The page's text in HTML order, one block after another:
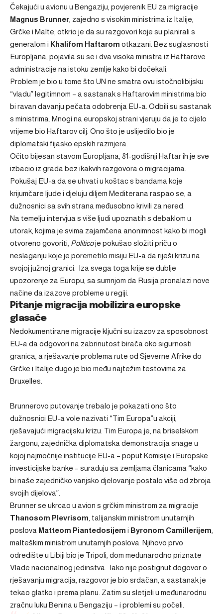
Čekajući u avionu u Bengaziju, povjerenik EU za migracije
Magnus Brunner , zajedno s visokim ministrima iz Italije,
Grčke i Malte, otkrio je da su razgovori koje su planirali s
generalom i Khalifom Haftarom otkazani. Bez suglasnosti
Europljana, pojavila su se i dva visoka ministra iz Haftarove
administracije na istoku zemlje kako bi dočekali.
Problem je bio u tome što UN ne smatra ovu istočnolibijsku
“vladu” legitimnom – a sastanak s Haftarovim ministrima bio
bi ravan davanju pečata odobrenja EU-a. Odbili su sastanak
s ministrima. Mnogi na europskoj strani vjeruju da je to cijelo
vrijeme bio Haftarov cilj. Ono što je uslijedilo bio je
diplomatski fijasko epskih razmjera.
Očito bijesan stavom Europljana, 81-godišnji Haftar ih je sve
izbacio iz grada bez ikakvih razgovora o migracijama.
Pokušaj EU-a da se uhvati u koštac s bandama koje
krijumčare ljude i djeluju diljem Mediterana raspao se, a
dužnosnici sa svih strana međusobno krivili za nered.
Na temelju intervjua s više ljudi upoznatih s debaklom u
utorak, kojima je svima zajamčena anonimnost kako bi mogli
otvoreno govoriti, Politicoje pokušao složiti priču o
neslaganju koje je poremetilo misiju EU-a da riješi krizu na
svojoj južnoj granici. Iza svega toga krije se dublje
upozorenje za Europu, sa sumnjom da Rusija pronalazi nove
načine da izazove probleme u regiji.
Pitanje migracija mobilizira europske
glasače
Nedokumentirane migracije ključni su izazov za sposobnost
EU-a da odgovori na zabrinutost birača oko sigurnosti
granica, a rješavanje problema rute od Sjeverne Afrike do
Grčke i Italije dugo je bio među najtežim testovima za
Bruxelles.
Brunnerovo putovanje trebalo je pokazati ono što
dužnosnici EU-a vole nazivati “Tim Europa”u akciji,
rješavajući migracijsku krizu. Tim Europa je, na briselskom
žargonu, zajednička diplomatska demonstracija snage u
kojoj najmoćnije institucije EU-a – poput Komisije i Europske
investicijske banke – surađuju sa zemljama članicama “kako
bi naše zajedničko vanjsko djelovanje postalo više od zbroja
svojih dijelova”.
Brunner se ukrcao u avion s grčkim ministrom za migracije
Thanosom Plevrisom , talijanskim ministrom unutarnjih
poslova Matteom Piantedosijem i Byronom Camillerijem
malteškim ministrom unutarnjih poslova. Njihovo prvo
odredište u Libiji bio je Tripoli, dom međunarodno priznate
Vlade nacionalnog jedinstva. Iako nije postignut dogovor o
rješavanju migracija, razgovor je bio srdačan, a sastanak je
tekao glatko i prema planu. Zatim su sletjeli u međunarodnu
zračnu luku Benina u Bengaziju – i problemi su počeli.